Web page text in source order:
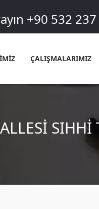
+90 532
ÇALIŞMALARIMIZ
SIHHI